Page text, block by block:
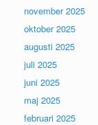
november 2025
oktober 2025
augusti 2025
juli 2025
juni 2025
maj 2025
februari 2025